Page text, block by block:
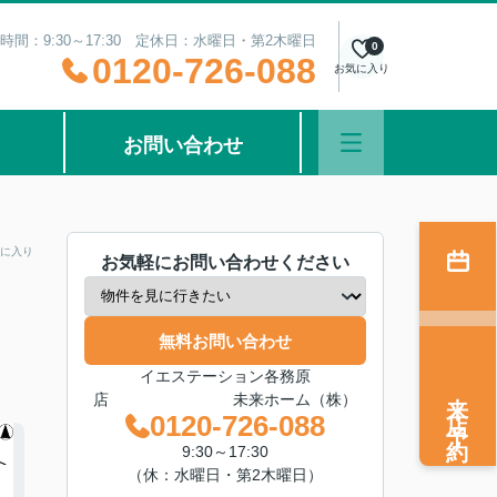
間：9:30～17:30 定休日：水曜日・第2木曜日
0120-726-088 お気に入り
0
お問い合わせ
入り
お気軽にお問い合わせください
無料お問い合わせ
イエステーション各務原
店 未来ホーム（株）
0120-726-088
9:30～17:30
（休：水曜日・第2木曜日）
来店予約